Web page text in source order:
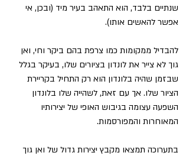
שנתיים בלבד, הוא התאהב בעיר מיד (ובכן, אי
אפשר להאשים אותו).
להבדיל ממקומות כמו צרפת בהם ביקר וחי, ואן
גוך לא צייר את לונדון בציורים שלו, בעיקר בגלל
שבזמן שהיה בלונדון הוא רק התחיל בקריירת
הציור שלו. אך עם זאת, לשהייה שלו בלונדון
השפעה עצומה בגיבוש האופי של יצירותיו
המאוחרות והמפורסמות.
בתערוכה תמצאו מקבץ יצירות גדול של ואן גוך